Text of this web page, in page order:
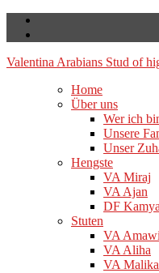
Valentina Arabians Stud of
Home
Über uns
Wer ich
Unsere
Unser
Hengste
VA Miraj
VA Ajan
DF
Stuten
VA Amawi
VA Aliha
VA